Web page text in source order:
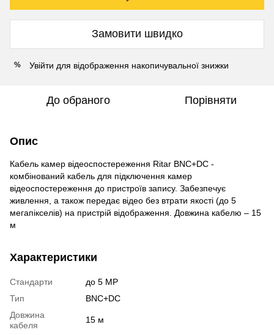
Замовити швидко
% Увійти для відображення накопичувальної знижки
До обраного Порівняти
Опис
Кабель камер відеоспостереження Ritar BNC+DC -
комбінований кабель для підключення камер
відеоспостереження до пристроїв запису. Забезпечує
живлення, а також передає відео без втрати якості (до 5
мегапікселів) на пристрій відображення. Довжина кабелю – 15
м
Характеристики
Стандарти
до 5 MP
Тип
BNC+DC
Довжина
кабеля
15 м